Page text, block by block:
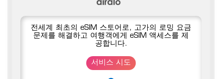
전세계 최초의 eSIM 스토어로, 고가의 로밍 요금
문제를 해결하고 여행객에게 eSIM 액세스를 제
공합니다.
서비스 시도